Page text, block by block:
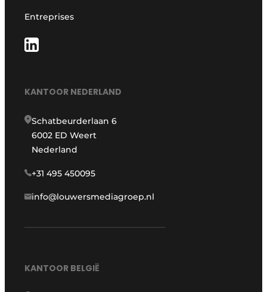
Entreprises
KANTOOR NEDERLAND
Schatbeurderlaan 6
6002 ED Weert
Nederland
+31 495 450095
info@louwersmediagroep.nl
KANTOOR BELGIË